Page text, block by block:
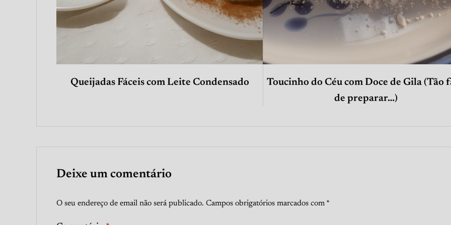
Queijadas Fáceis com Leite Condensado
Toucinho do Céu com Doce de Gila (Tão
de preparar…)
Deixe um comentário
O seu endereço de email não será publicado. Campos obrigatórios marcados com *